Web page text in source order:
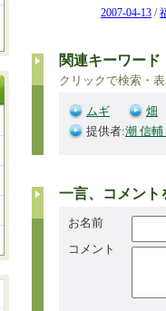
2007-04-13 /
関連キーワード
クリックで検索・
ムギ
畑
提供者:潮 信
一言、コメント
お名前
コメント